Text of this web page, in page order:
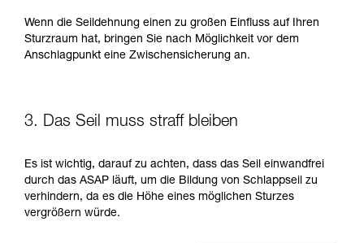
Wenn die Seildehnung einen zu großen Einfluss auf Ihren
Sturzraum hat, bringen Sie nach Möglichkeit vor dem
Anschlagpunkt eine Zwischensicherung an.
3. Das Seil muss straff bleiben
Es ist wichtig, darauf zu achten, dass das Seil einwandfrei
durch das ASAP läuft, um die Bildung von Schlappseil zu
verhindern, da es die Höhe eines möglichen Sturzes
vergrößern würde.